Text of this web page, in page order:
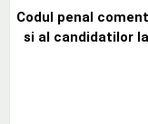
Codul penal
si al candidatilor